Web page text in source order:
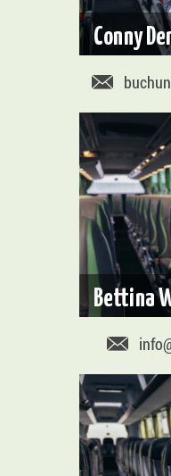
Conny
Bettina